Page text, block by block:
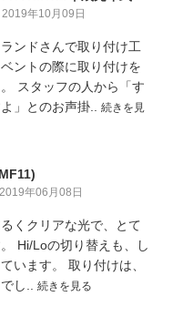
2019年10月09日
ンドさんで取り付け工
ントの際に取り付けを
スタッフの人から「す
」とのお声掛.. 続きを見
2019年06月08日
くクリアな光で、とて
Hi/Loの切り替えも、し
います。 取り付けは、
し.. 続きを見る